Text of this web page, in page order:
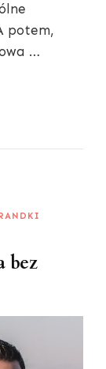
potem,
…
bez